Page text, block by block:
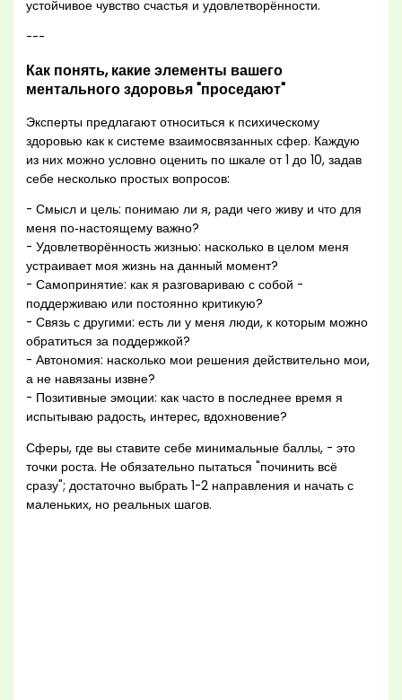
устойчивое чувство счастья и удовлетворённости.
---
Как понять, какие элементы вашего
ментального здоровья "проседают"
Эксперты предлагают относиться к психическому
здоровью как к системе взаимосвязанных сфер. Каждую
из них можно условно оценить по шкале от 1 до 10, задав
себе несколько простых вопросов:
- Смысл и цель: понимаю ли я, ради чего живу и что для
меня по‑настоящему важно?
- Удовлетворённость жизнью: насколько в целом меня
устраивает моя жизнь на данный момент?
- Самопринятие: как я разговариваю с собой -
поддерживаю или постоянно критикую?
- Связь с другими: есть ли у меня люди, к которым можно
обратиться за поддержкой?
- Автономия: насколько мои решения действительно мои,
а не навязаны извне?
- Позитивные эмоции: как часто в последнее время я
испытываю радость, интерес, вдохновение?
Сферы, где вы ставите себе минимальные баллы, - это
точки роста. Не обязательно пытаться "починить всё
сразу"; достаточно выбрать 1-2 направления и начать с
маленьких, но реальных шагов.